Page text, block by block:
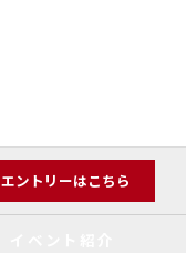
エントリーはこちら